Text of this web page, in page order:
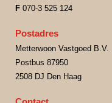
F 070-3 525 124
Postadres
Metterwoon Vastgoed B.V.
Postbus 87950
2508 DJ Den Haag